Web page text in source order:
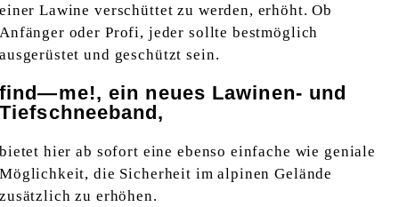
einer Lawine verschüttet zu werden, erhöht. Ob
Anfänger oder Profi, jeder sollte bestmöglich
ausgerüstet und geschützt sein.
find—me!, ein neues Lawinen- und
Tiefschneeband,
bietet hier ab sofort eine ebenso einfache wie geniale
Möglichkeit, die Sicherheit im alpinen Gelände
zusätzlich zu erhöhen.